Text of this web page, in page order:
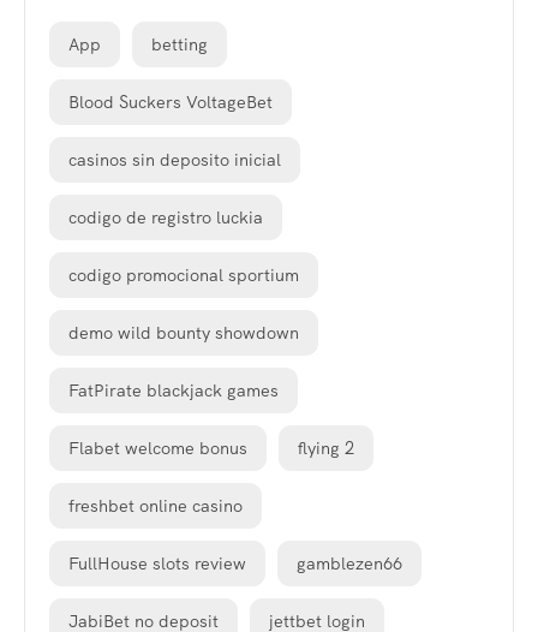
App betting
Blood Suckers VoltageBet
casinos sin deposito inicial
codigo de registro luckia
codigo promocional sportium
demo wild bounty showdown
FatPirate blackjack games
Flabet welcome bonus flying 2
freshbet online casino
FullHouse slots review gamblezen66
JabiBet no deposit jettbet login